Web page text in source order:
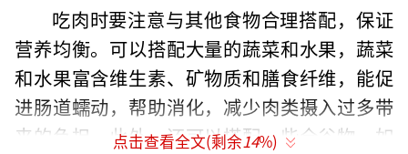
吃肉时要注意与其他食物合理搭配，保证
营养均衡。可以搭配大量的蔬菜和水果，蔬菜
和水果富含维生素、矿物质和膳食纤维，能促
进肠道蠕动，帮助消化，减少肉类摄入过多带
来的负担。此外，还可以搭配一些全谷物，如
点击查看全文(剩余14%)